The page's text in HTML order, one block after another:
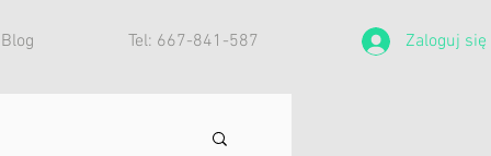
Blog Tel: 667-841-587 Zaloguj się